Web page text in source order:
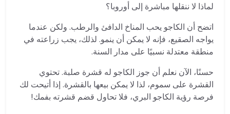
لماذا لا ننقلها مباشرة إلى أوروبا؟
اتضح أن الكاجو يحب المناخ الدافئ والرطب. ولكن عندما
يواجه الصقيع، فإنه لا يمكن أن ينمو. لذلك، يجب زراعته في
منطقة معتدلة نسبيًا على مدار السنة.
حسنًا، الآن نعلم أن جوز الكاجو له قشرة صلبة. تحتوي
القشرة على سموم، لذا لا يمكن بيعها بالقشرة. إذا أتيحت لك
فرصة رؤية الكاجو البري، فلا تحاول قضم قشرته بفمك!